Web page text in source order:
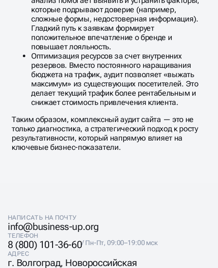
которые подрывают доверие (например,
сложные формы, недостоверная информация).
Гладкий путь к заявкам формирует
положительное впечатление о бренде и
повышает лояльность.
Оптимизация ресурсов за счет внутренних
резервов. Вместо постоянного наращивания
бюджета на трафик, аудит позволяет «выжать
максимум» из существующих посетителей. Это
делает текущий трафик более рентабельным и
снижает стоимость привлечения клиента.
Таким образом, комплексный аудит сайта — это не
только диагностика, а стратегический подход к росту
результативности, который напрямую влияет на
ключевые бизнес-показатели.
НАПИСАТЬ НА ПОЧТУ
info@business-up.org
ТЕЛЕФОН
8 (800) 101-36-60/ Пн-Пт, 09:00–19:00 мск
АДРЕС
г. Волгоград, Новороссийская